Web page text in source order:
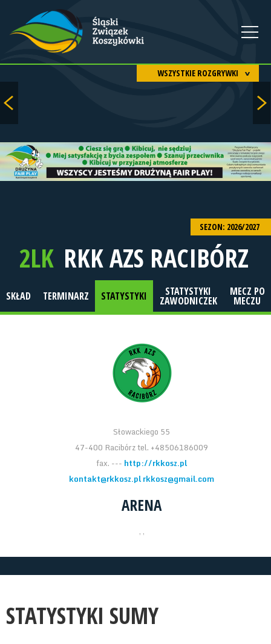
WSZYSTKIE ROZGRYWKI
SEZON: 2026/2027
2LK RKK AZS RACIBÓRZ
SKŁAD TERMINARZ STATYSTYKI STATYSTYKI
ZAWODNICZEK
MECZ PO
MECZU
Słowackiego 55
47-400 Racibórz tel. +48506186009
fax. --- http://rkkosz.pl
kontakt@rkkosz.pl rkkosz@gmail.com
ARENA
, ,
STATYSTYKI SUMY